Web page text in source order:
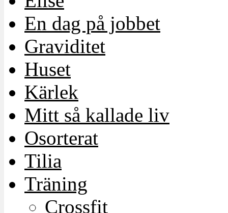
En dag på jobbet
Graviditet
Huset
Kärlek
Mitt så kallade liv
Osorterat
Tilia
Träning
Crossfit